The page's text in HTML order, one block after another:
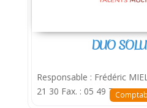
DUO
Responsable : Frédéric
21 30 Fax. : 05 49 74 03 88